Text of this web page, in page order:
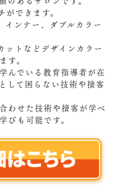
できます。
インナー、ダブルカラー
ットなどデザインカラー
す。
んでいる教育指導者が在
して困らない技術や接客
わせた技術や接客が学べ
びも可能です。